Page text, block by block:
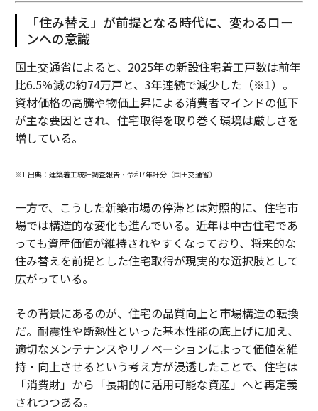
「住み替え」が前提となる時代に、変わるロー
ンへの意識
国土交通省によると、2025年の新設住宅着工戸数は前年
比6.5％減の約74万戸と、3年連続で減少した（※1）。
資材価格の高騰や物価上昇による消費者マインドの低下
が主な要因とされ、住宅取得を取り巻く環境は厳しさを
増している。
※1 出典：建築着工統計調査報告・令和7年計分（国土交通省）
一方で、こうした新築市場の停滞とは対照的に、住宅市
場では構造的な変化も進んでいる。近年は中古住宅であ
っても資産価値が維持されやすくなっており、将来的な
住み替えを前提とした住宅取得が現実的な選択肢として
広がっている。
その背景にあるのが、住宅の品質向上と市場構造の転換
だ。耐震性や断熱性といった基本性能の底上げに加え、
適切なメンテナンスやリノベーションによって価値を維
持・向上させるという考え方が浸透したことで、住宅は
「消費財」から「長期的に活用可能な資産」へと再定義
されつつある。